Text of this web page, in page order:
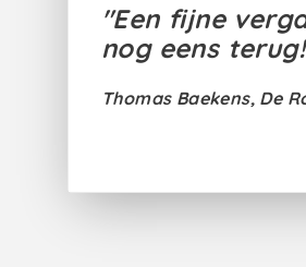
"Een fijne
nog eens
Thomas Baekens, De